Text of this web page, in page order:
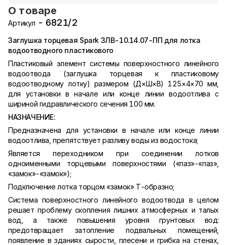
О товаре
Артикул - 6821/2
Заглушка торцевая Spark ЗЛВ-10.14.07-ПП для лотка
водоотводного пластикового
Пластиковый элемент системы поверхностного линейного
водоотвода (заглушка торцевая к пластиковому
водоотводному лотку) размером (Д×Ш×В) 125×4×70 мм,
для установки в начале или конце линии водоотлива с
шириной гидравлического сечения 100 мм.
НАЗНАЧЕНИЕ:
Предназначена для установки в начале или конце линии
водоотлива, препятствует разливу воды из водостока;
Является переходником при соединении лотков
одноименными торцевыми поверхностями («паз»-«паз»,
«замок»-«замок»);
Подключение лотка торцом «замок» Т-образно;
Система поверхностного линейного водоотвода в целом
решает проблему скопления лишних атмосферных и талых
вод, а также повышения уровня грунтовых вод:
предотвращает затопление подвальных помещений,
появление в зданиях сырости, плесени и грибка на стенах,